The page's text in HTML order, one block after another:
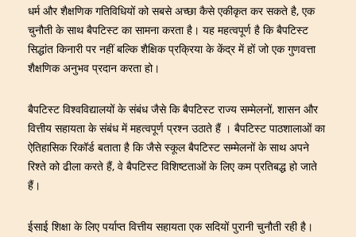
धर्म और शैक्षणिक गतिविधियों को सबसे अच्छा कैसे एकीकृत कर सकते है, एक
चुनौती के साथ बैपटिस्ट का सामना करता है। यह महत्वपूर्ण है कि बैपटिस्ट
सिद्धांत किनारी पर नहीं बल्कि शैक्षिक प्रक्रिया के केंद्र में हों जो एक गुणवत्ता
शैक्षणिक अनुभव प्रदान करता हो।
बैपटिस्ट विश्वविद्यालयों के संबंध जैसे कि बैपटिस्ट राज्य सम्मेलनों, शासन और
वित्तीय सहायता के संबंध में महत्वपूर्ण प्रश्न उठाते हैं । बैपटिस्ट पाठशालाओं का
ऐतिहासिक रिकॉर्ड बताता है कि जैसे स्कूल बैपटिस्ट सम्मेलनों के साथ अपने
रिश्ते को ढीला करते हैं, वे बैपटिस्ट विशिष्टताओं के लिए कम प्रतिबद्ध हो जाते
हैं।
ईसाई शिक्षा के लिए पर्याप्त वित्तीय सहायता एक सदियों पुरानी चुनौती रही है।